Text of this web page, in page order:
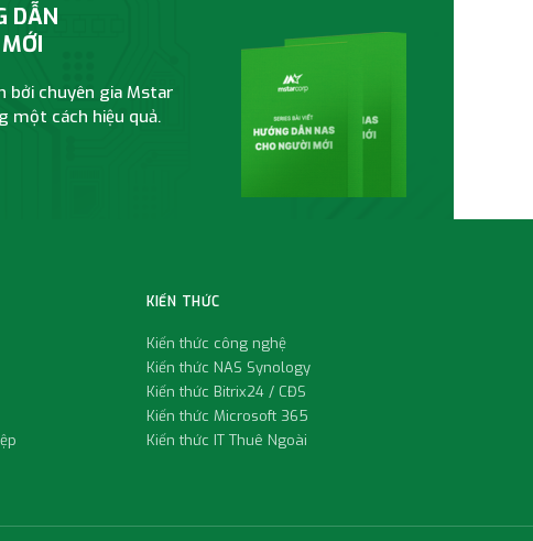
DẪN
bởi chuyên gia Mstar
một cách hiệu quả.
KIẾN THỨC
Kiến thức công nghệ
Kiến thức NAS Synology
Kiến thức Bitrix24 / CĐS
Kiến thức Microsoft 365
Kiến thức IT Thuê Ngoài